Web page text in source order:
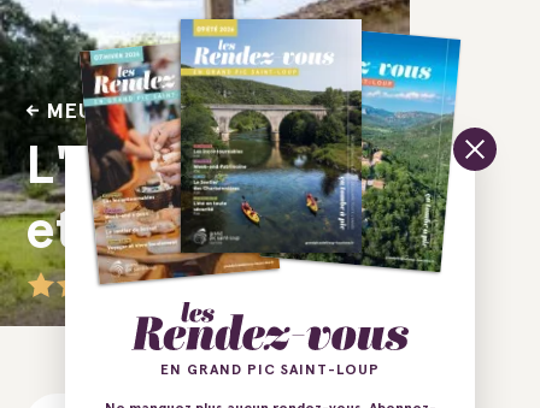
MEUBLÉS & GÎTES
L'Oasis - Zen
et Bambous
EN GRAND PIC SAINT-LOUP